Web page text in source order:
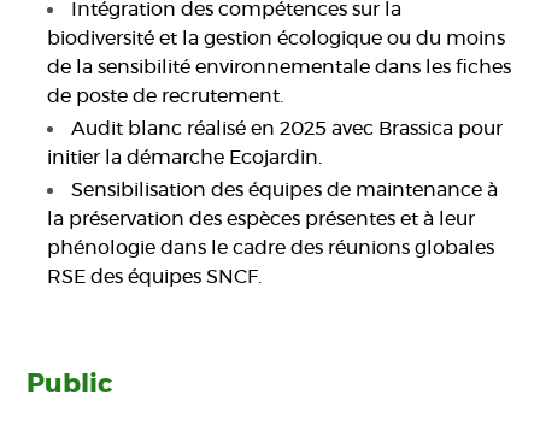
Intégration des compétences sur la
biodiversité et la gestion écologique ou du moins
de la sensibilité environnementale dans les fiches
de poste de recrutement.
Audit blanc réalisé en 2025 avec Brassica pour
initier la démarche Ecojardin.
Sensibilisation des équipes de maintenance à
la préservation des espèces présentes et à leur
phénologie dans le cadre des réunions globales
RSE des équipes SNCF.
Public